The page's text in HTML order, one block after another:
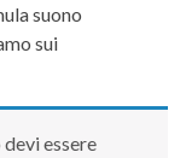
suono
sui
essere